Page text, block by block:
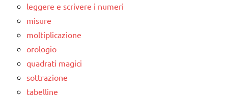
leggere e scrivere i numeri
misure
moltiplicazione
orologio
quadrati magici
sottrazione
tabelline